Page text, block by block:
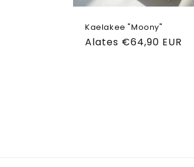
Kaelakee "Moony"
Tavahind
Alates €64,90 EUR